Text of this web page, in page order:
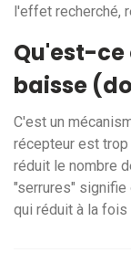
l'effet recherché,
Qu'est-
baisse
C'est un
récepteur est
réduit le nombre
"serrures" signifie
qui réduit à la